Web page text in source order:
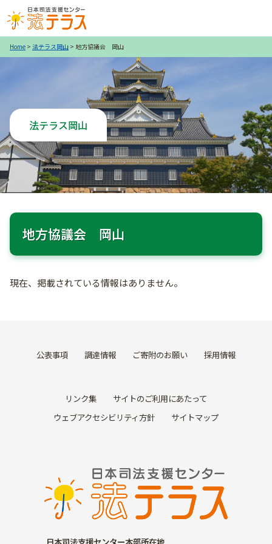
Home > 法テラス岡山 > 地方協議会 岡山
法テラス岡山
地方協議会 岡山
現在、掲載されている情報はありません。
公表事項 調達情報 ご寄附のお願い 採用情報
リンク集
サイトのご利用にあたって
ウェブアクセシビリティ方針
サイトマップ